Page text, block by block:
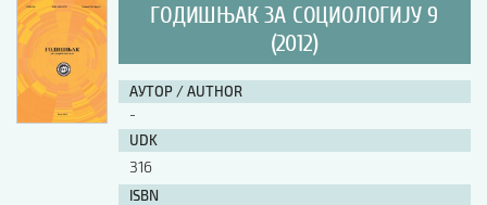
ISSN
COBISS.SR-ID
ГОДИШЊАК ЗА СОЦИОЛОГИЈУ 9
(2012)
АУТОР / AUTHOR
-
UDK
316
ISBN